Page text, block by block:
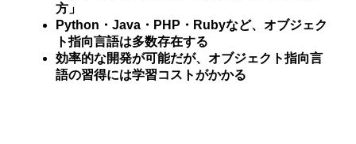
方」
Python・Java・PHP・Rubyなど、オブジェク
ト指向言語は多数存在する
効率的な開発が可能だが、オブジェクト指向言
語の習得には学習コストがかかる